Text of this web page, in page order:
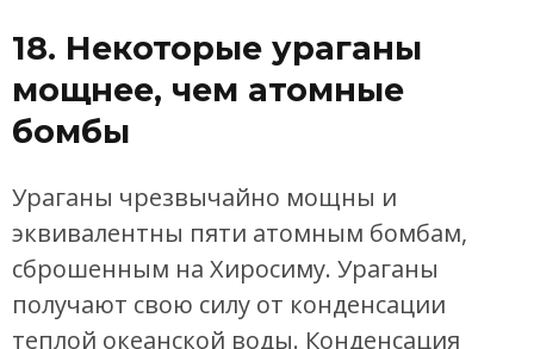
18. Некоторые ураганы
мощнее, чем атомные
бомбы
Ураганы чрезвычайно мощны и
эквивалентны пяти атомным бомбам,
сброшенным на Хиросиму. Ураганы
получают свою силу от конденсации
теплой океанской воды. Конденсация